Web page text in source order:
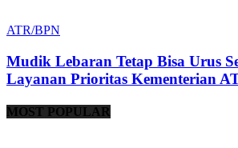
ATR/BPN
Mudik Lebaran Tetap Bisa Urus
Layanan Prioritas Kementerian
MOST POPULAR